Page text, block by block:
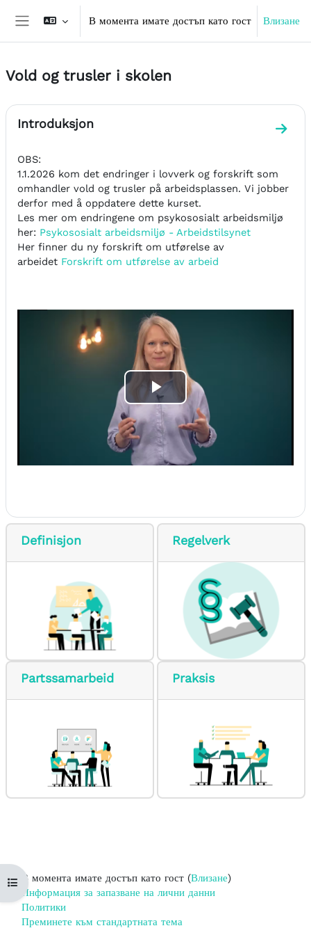
Прескочи на основното съдържание
Страничен панел
В момента имате достъп като гост Влизане
Отваряне на указателя на курса
Vold og trusler i skolen
Схема на раздела
Introduksjon
Към
OBS:
1.1.2026 kom det endringer i lovverk og forskrift som
omhandler vold og trusler på arbeidsplassen. Vi jobber
derfor med å oppdatere dette kurset.
Les mer om endringene om psykososialt arbeidsmiljø
her: Psykososialt arbeidsmiljø - Arbeidstilsynet
Her finner du ny forskrift om utførelse av
arbeidet Forskrift om utførelse av arbeid
Play
Video
Definisjon Regelverk
Partssamarbeid Praksis
В момента имате достъп като гост (Влизане)
Информация за запазване на лични данни
Политики
Преминете към стандартната тема